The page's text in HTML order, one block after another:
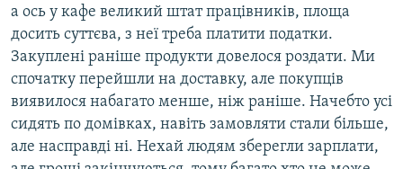
а ось у кафе великий штат працівників, площа
досить суттєва, з неї треба платити податки.
Закуплені раніше продукти довелося роздати. Ми
спочатку перейшли на доставку, але покупців
виявилося набагато менше, ніж раніше. Начебто усі
сидять по домівках, навіть замовляти стали більше,
але насправді ні. Нехай людям зберегли зарплати,